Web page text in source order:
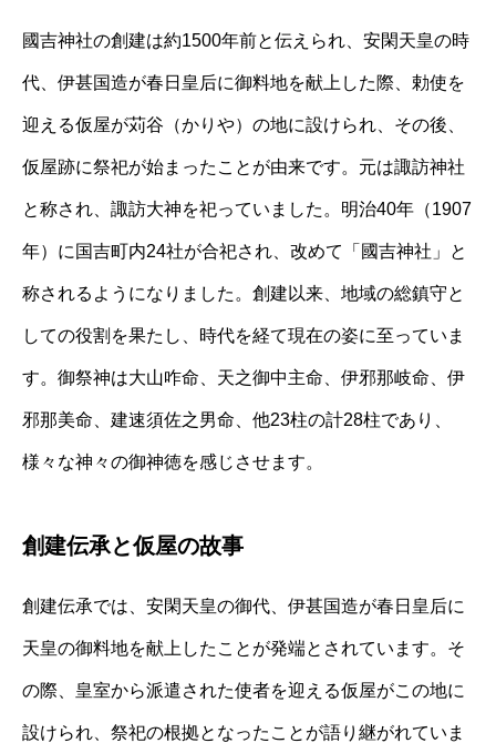
國吉神社の創建は約1500年前と伝えられ、安閑天皇の時
代、伊甚国造が春日皇后に御料地を献上した際、勅使を
迎える仮屋が苅谷（かりや）の地に設けられ、その後、
仮屋跡に祭祀が始まったことが由来です。元は諏訪神社
と称され、諏訪大神を祀っていました。明治40年（1907
年）に国吉町内24社が合祀され、改めて「國吉神社」と
称されるようになりました。創建以来、地域の総鎮守と
しての役割を果たし、時代を経て現在の姿に至っていま
す。御祭神は大山咋命、天之御中主命、伊邪那岐命、伊
邪那美命、建速須佐之男命、他23柱の計28柱であり、
様々な神々の御神徳を感じさせます。
創建伝承と仮屋の故事
創建伝承では、安閑天皇の御代、伊甚国造が春日皇后に
天皇の御料地を献上したことが発端とされています。そ
の際、皇室から派遣された使者を迎える仮屋がこの地に
設けられ、祭祀の根拠となったことが語り継がれていま